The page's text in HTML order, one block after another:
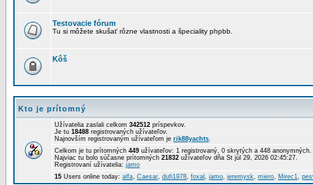
Testovacie fórum
Tu si môžete skušať rôzne vlastnosti a špeciality phpbb.
Kôš
Kto je prítomný
Užívatelia zaslali celkom 342512 príspevkov.
Je tu 18488 registrovaných užívateľov.
Najnovším registrovaným užívateľom je rik88yachts.
Celkom je tu prítomných 449 užívateľov: 1 registrovaný, 0 skrytých a 448
Najviac tu bolo súčasne prítomných 21832 užívateľov dňa St júl 29, 2026 02:45:27.
Registrovaní užívatelia: jamo
15 Users online today: alfa, Caesar, dufi1978, foxal , jamo, jeremysk, miero, Mirec1,